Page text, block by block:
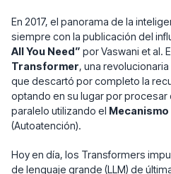
En 2017, el panorama de la
siempre con la publicación del
All You Need” por Vaswani et al.
Transformer, una
que descartó por completo la
optando en su lugar por
paralelo utilizando el
(Autoatención).
Hoy en día, los Transformers
de lenguaje grande (LLM) de